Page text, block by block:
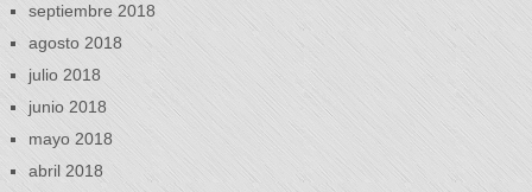
septiembre 2018
agosto 2018
julio 2018
junio 2018
mayo 2018
abril 2018